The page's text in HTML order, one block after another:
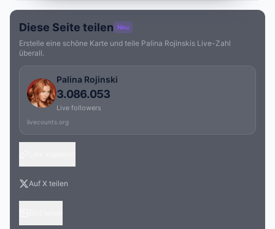
Diese Seite teilen Neu
Erstelle eine schöne Karte und teile Palina Rojinskis Live-Zahl
überall.
Palina Rojinski
3.086.053
Live followers
livecounts.org
Auf X teilen